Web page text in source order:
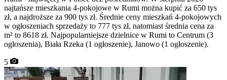
najtańsze mieszkania 4-pokojowe w Rumi można kupić za 650 tys
zł, a najdroższe za 900 tys zł. Średnie ceny mieszkań 4-pokojowych
w ogłoszeniach sprzedaży to 777 tys zł, natomiast średnia cena za
m² to 8618 zł. Najpopularniejsze dzielnice w Rumi to Centrum (3
ogłoszenia), Biała Rzeka (1 ogłoszenie), Janowo (1 ogłoszenie).
5